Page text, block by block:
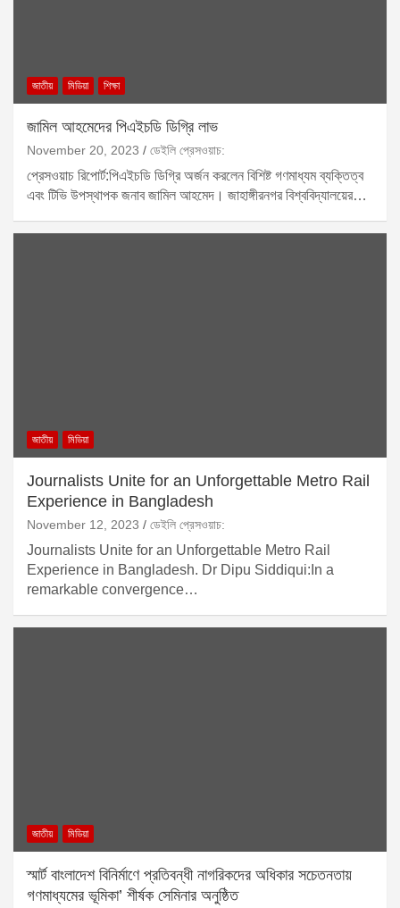
জাতীয় মিডিয়া শিক্ষা
জামিল আহমেদের পিএইচডি ডিগ্রি লাভ
November 20, 2023 ডেইলি প্রেসওয়াচ:
প্রেসওয়াচ রিপোর্ট:পিএইচডি ডিগ্রি অর্জন করলেন বিশিষ্ট গণমাধ্যম ব্যক্তিত্ব
এবং টিভি উপস্থাপক জনাব জামিল আহমেদ। জাহাঙ্গীরনগর বিশ্ববিদ্যালয়ের…
জাতীয় মিডিয়া
Journalists Unite for an Unforgettable Metro Rail
Experience in Bangladesh
November 12, 2023 ডেইলি প্রেসওয়াচ:
Journalists Unite for an Unforgettable Metro Rail
Experience in Bangladesh. Dr Dipu Siddiqui:In a
remarkable convergence…
জাতীয় মিডিয়া
স্মার্ট বাংলাদেশ বিনির্মাণে প্রতিবন্ধী নাগরিকদের অধিকার সচেতনতায়
গণমাধ্যমের ভূমিকা’ শীর্ষক সেমিনার অনুষ্ঠিত